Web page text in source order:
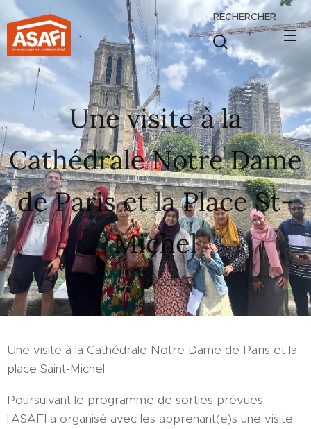
.
RECHERCHER
Une visite à la
Cathédrale Notre Dame
de Paris et la Place St-
Michel
18/07/2023
Une visite à la Cathédrale Notre Dame de Paris et la
place Saint-Michel
Poursuivant le programme de sorties prévues
l'ASAFI a organisé avec les apprenant(e)s une visite